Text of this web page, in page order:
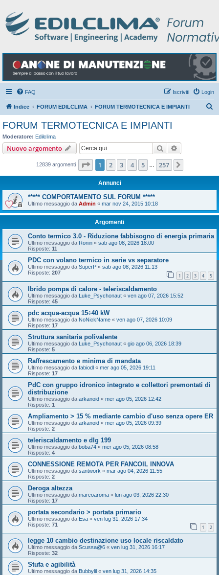
FAQ Login
Iscriviti
Indice FORUM EDILCLIMA FORUM TERMOTECNICA E IMPIANTI
FORUM TERMOTECNICA E IMPIANTI
Moderatore: Edilclima
Nuovo argomento Cerca
12839 argomenti Pagina di 257
1 2 3 4 5 257
Annunci
***** COMPORTAMENTO SUL FORUM *****
Ultimo messaggio da Admin « mar nov 24, 2015 10:18
Argomenti
Conto termico 3.0 - Riduzione fabbisogno di energia primaria
Ultimo messaggio da Ronin « sab ago 08, 2026 18:00
Risposte: 11
PDC con volano termico in serie vs separatore
Ultimo messaggio da SuperP « sab ago 08, 2026 11:13
Risposte: 207 1 2 3 4 5
Ibrido pompa di calore - teleriscaldamento
Ultimo messaggio da Luke_Psychonaut « ven ago 07, 2026 15:52
Risposte: 45
pdc acqua-acqua 15÷40 kW
Ultimo messaggio da NoNickName « ven ago 07, 2026 10:09
Risposte: 17
Struttura sanitaria polivalente
Ultimo messaggio da Luke_Psychonaut « gio ago 06, 2026 18:39
Risposte: 5
Raffrescamento e minima di mandata
Ultimo messaggio da fabiodl « mer ago 05, 2026 19:11
Risposte: 17
PdC con gruppo idronico integrato e collettori premontati di
distribuzione
Ultimo messaggio da arkanoid « mer ago 05, 2026 12:42
Risposte: 1
Ampliamento > 15 % mediante cambio d'uso senza opere ER
Ultimo messaggio da arkanoid « mer ago 05, 2026 09:39
Risposte: 2
teleriscaldamento e dlg 199
Ultimo messaggio da boba74 « mer ago 05, 2026 08:58
Risposte: 4
CONNESSIONE REMOTA PER FANCOIL INNOVA
Ultimo messaggio da santwork « mar ago 04, 2026 11:55
Risposte: 2
Deroga altezza
Ultimo messaggio da marcoaroma « lun ago 03, 2026 22:30
Risposte: 17
portata secondario > portata primario
Ultimo messaggio da Esa « ven lug 31, 2026 17:34
Risposte: 71 1 2
legge 10 cambio destinazione uso locale riscaldato
Ultimo messaggio da Scussa@6 « ven lug 31, 2026 16:17
Risposte: 32
Stufa e agibilità
Ultimo messaggio da Bubbylil « ven lug 31, 2026 14:35